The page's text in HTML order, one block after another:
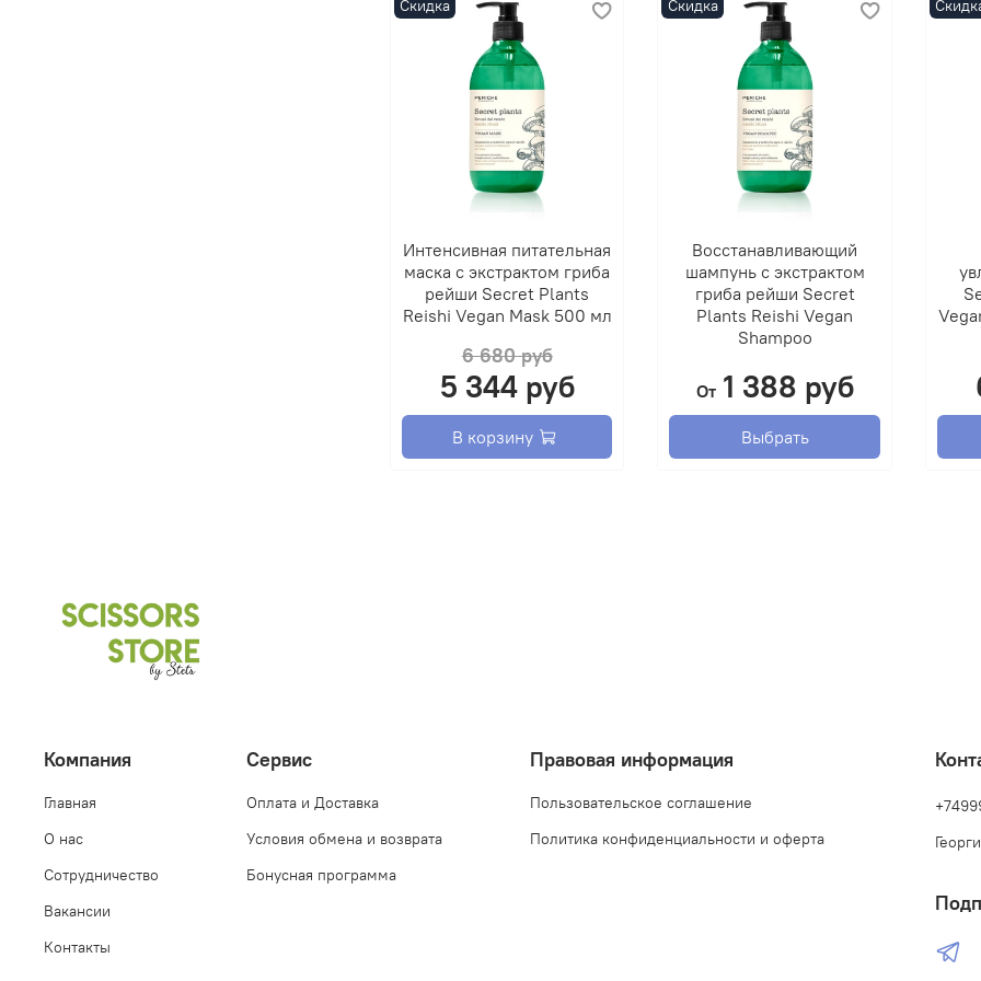
Скидка
Интенсивная питательная
маска с экстрактом гриба
рейши Secret Plants
Reishi Vegan Mask 500 мл
6 680 руб
5 344 руб
В корзину
Скидка
Восстанавливающий
шампунь с экстрактом
гриба рейши Secret
Plants Reishi Vegan
Shampoo
От1 388 руб
Выбрать
Компания
Главная
О нас
Сотрудничество
Вакансии
Контакты
Сервис
Оплата и Доставка
Условия обмена и возврата
Бонусная программа
Правовая информация
Пользовательское соглашение
Политика конфиденциальности и оферта